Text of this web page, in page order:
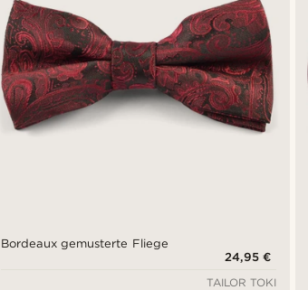
Bordeaux gemusterte Fliege
24,95 €
TAILOR TOKI